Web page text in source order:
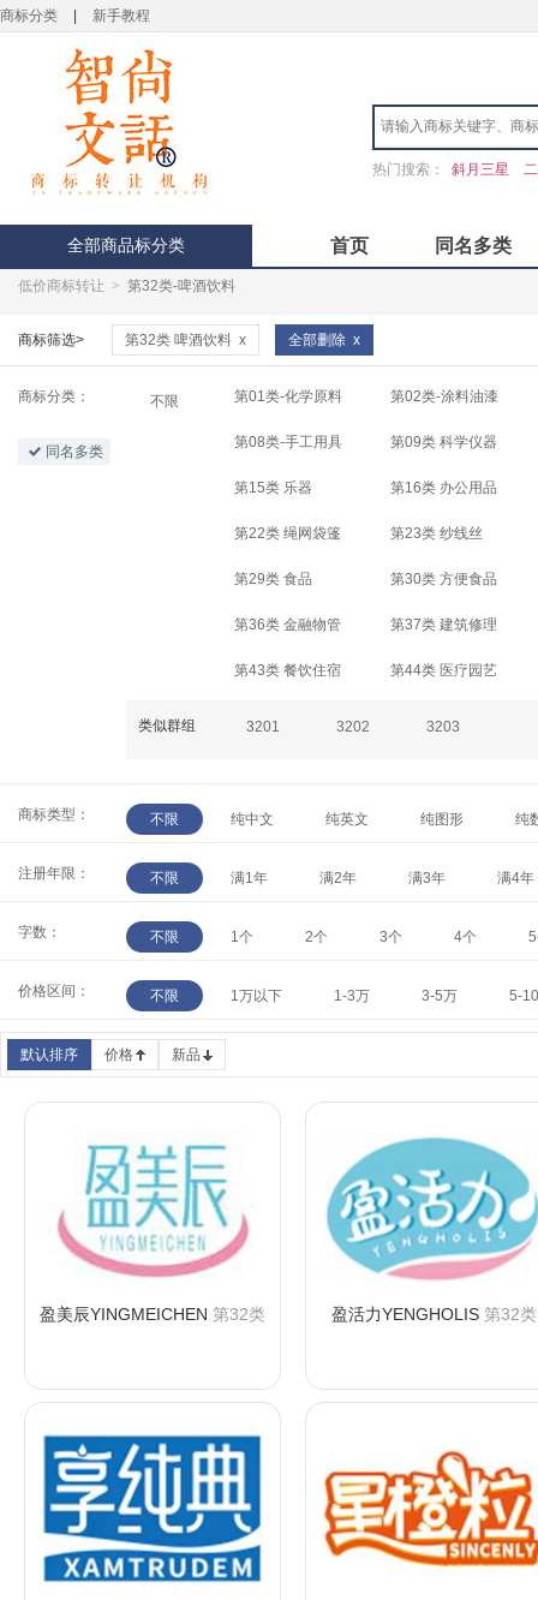
商标分类 新手教程
热门搜索： 斜月三星
全部商品标分类 首页 同名多类
低价商标转让 > 第32类-啤酒饮料
商标筛选> 第32类 啤酒饮料 x 全部删除 x
商标分类：
同名多类
不限 第01类-化学原料 第02类-涂料油漆
第08类-手工用具 第09类 科学仪器
第15类 乐器 第16类 办公用品
第22类 绳网袋篷 第23类 纱线丝
第29类 食品 第30类 方便食品
第36类 金融物管 第37类 建筑修理
第43类 餐饮住宿 第44类 医疗园艺
类似群组 3201 3202 3203
商标类型： 不限 纯中文 纯英文 纯图形 纯
注册年限： 不限 满1年 满2年 满3年 满4年
字数： 不限 1个 2个 3个 4个
价格区间： 不限 1万以下 1-3万 3-5万 5-
默认排序 价格 新品
盈美辰YINGMEICHEN 第32类 盈活力YENGHOLIS第32类